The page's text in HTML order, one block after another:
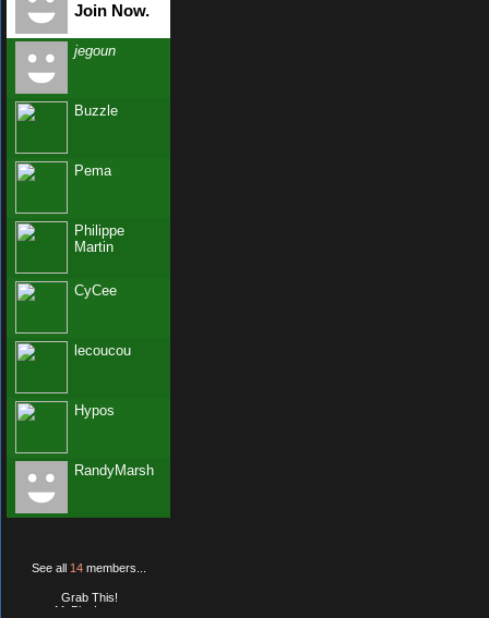
Join Now.
jegoun
Buzzle
Pema
Philippe
Martin
CyCee
lecoucou
Hypos
RandyMarsh
See all 14members...
Grab This!
MyBlogLog